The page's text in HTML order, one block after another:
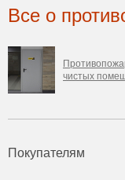
Все о
чистых
Покупателям